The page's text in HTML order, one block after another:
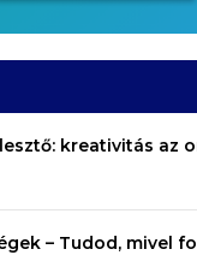
kreativitás az
– Tudod, mivel